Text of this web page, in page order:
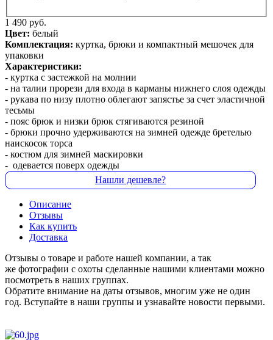
1 490 руб.
Цвет: белый
Комплектация: куртка, брюки и компактный мешочек для
упаковки
Характеристики:
- куртка с застежкой на молнии
- на талии прорези для входа в карманы нижнего слоя одежды
- рукава по низу плотно облегают запястье за счет эластичной
тесьмы
- пояс брюк и низки брюк стягиваются резиной
- брюки прочно удерживаются на зимней одежде бретелью
наискосок торса
- костюм для зимней маскировки
- одевается поверх одежды
Нашли дешевле?
Описание
Отзывы
Как купить
Доставка
Отзывы о товаре и работе нашей компании, а так
же фотографии с охоты сделанные нашими клиентами можно
посмотреть в наших группах.
Обратите внимание на даты отзывов, многим уже не один
год. Вступайте в наши группы и узнавайте новости первыми.